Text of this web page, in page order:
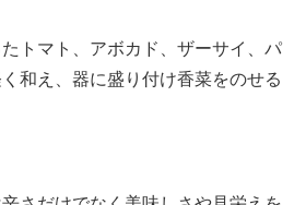
トマト、アボカド、ザーサイ、パ
和え、器に盛り付け香菜をのせる